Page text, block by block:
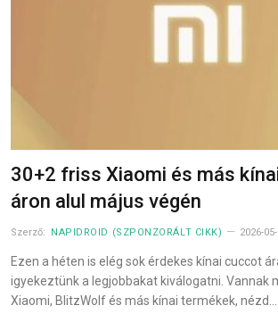
30+2 friss Xiaomi és más
áron alul május végén
Szerző: NAPIDROID (SZPONZORÁLT CIKK) 2026-
Ezen a héten is elég sok érdekes kínai cuccot
igyekeztünk a legjobbakat kiválogatni. Vannak
Xiaomi, BlitzWolf és más kínai termékek, nézd…